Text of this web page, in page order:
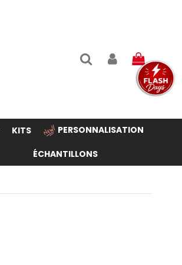
KITS
PERSONNALISATION
ÉCHANTILLONS